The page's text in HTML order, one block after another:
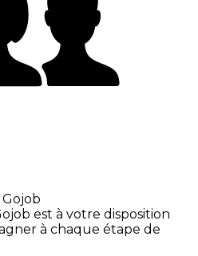
est à votre disposition
à chaque étape de